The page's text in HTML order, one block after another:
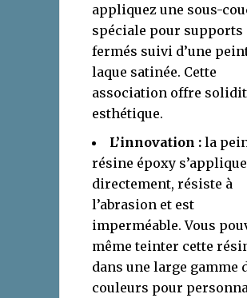
appliquez une sous-
spéciale pour supports
fermés suivi d’une
laque satinée. Cette
association offre
esthétique.
L’innovation : la
résine époxy s’applique
directement, résiste à
l’abrasion et est
imperméable. Vous
même teinter cette
dans une large gamme
couleurs pour